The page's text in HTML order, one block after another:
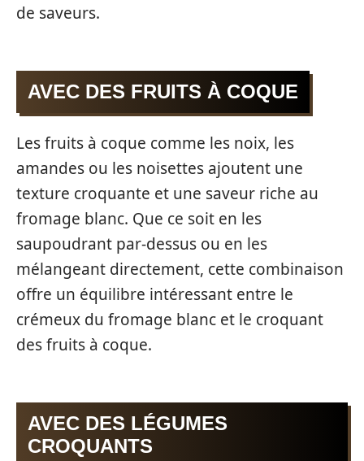
de saveurs.
AVEC DES FRUITS À COQUE
Les fruits à coque comme les noix, les
amandes ou les noisettes ajoutent une
texture croquante et une saveur riche au
fromage blanc. Que ce soit en les
saupoudrant par-dessus ou en les
mélangeant directement, cette combinaison
offre un équilibre intéressant entre le
crémeux du fromage blanc et le croquant
des fruits à coque.
AVEC DES LÉGUMES
CROQUANTS